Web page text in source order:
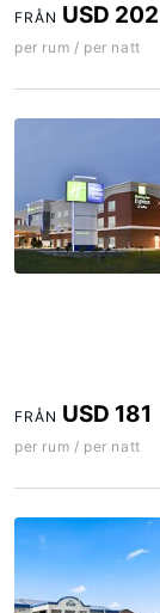
FRÅN USD 202
per rum / per natt
FRÅN USD 181
per rum / per natt